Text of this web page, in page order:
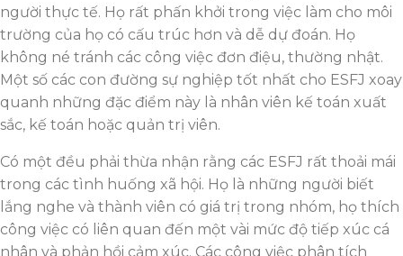
người thực tế. Họ rất phấn khởi trong việc làm cho môi
trường của họ có cấu trúc hơn và dễ dự đoán. Họ
không né tránh các công việc đơn điệu, thường nhật.
Một số các con đường sự nghiệp tốt nhất cho ESFJ xoay
quanh những đặc điểm này là nhân viên kế toán xuất
sắc, kế toán hoặc quản trị viên.
Có một đều phải thừa nhận rằng các ESFJ rất thoải mái
trong các tình huống xã hội. Họ là những người biết
lắng nghe và thành viên có giá trị trong nhóm, họ thích
công việc có liên quan đến một vài mức độ tiếp xúc cá
nhân và phản hồi cảm xúc. Các công việc phân tích